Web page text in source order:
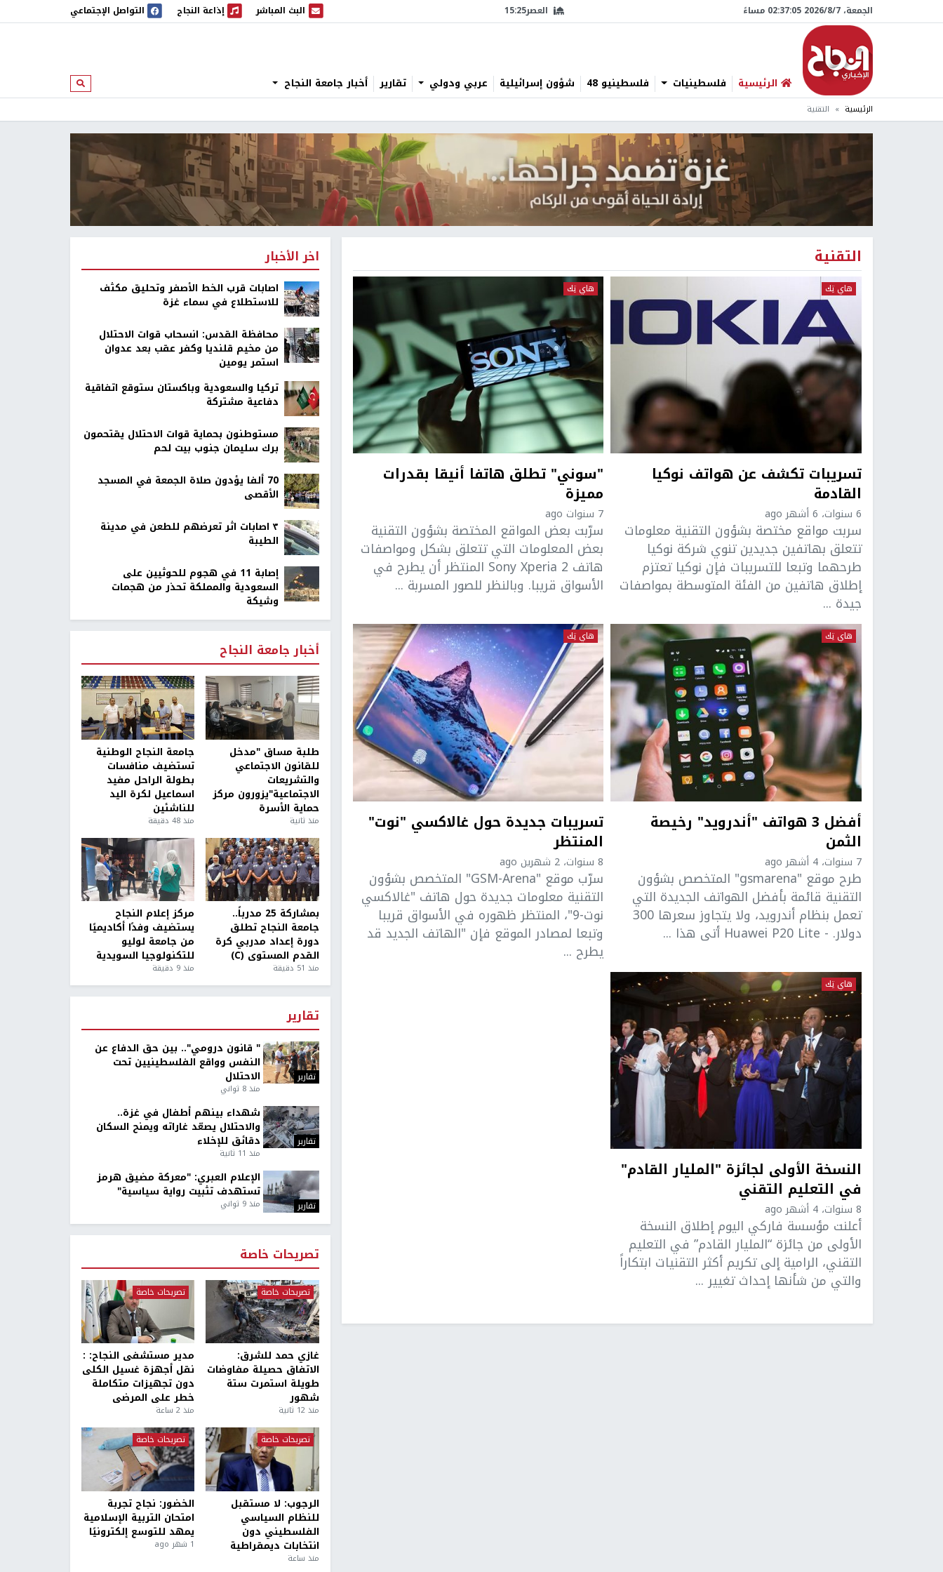
الجمعة، 7/‏8/‏2026 02:37:06 مساءً العصر15:25 البث المباشر
البث المباشر إذاعة النجاح
إذاعة النجاح التواصل الإجتماعي
الرئيسية فلسطينيات فلسطينيو 48 شؤون إسرائيلية عربي ودولي تقارير أخبار جامعة النجاح ابحث
الرئيسية التقنية
التقنية
هاي تِك
تسريبات تكشف عن هواتف نوكيا
القادمة
6 سنوات، 6 أشهر ago
سربت مواقع مختصة بشؤون التقنية معلومات
تتعلق بهاتفين جديدين تنوي شركة نوكيا
طرحهما وتبعا للتسريبات فإن نوكيا تعتزم
إطلاق هاتفين من الفئة المتوسطة بمواصفات
جيدة ...
هاي تِك
"سوني" تطلق هاتفا أنيقا بقدرات
مميزة
7 سنوات ago
سرّبت بعض المواقع المختصة بشؤون التقنية
بعض المعلومات التي تتعلق بشكل ومواصفات
هاتف Sony Xperia 2 المنتظر أن يطرح في
الأسواق قريبا. وبالنظر للصور المسربة ...
هاي تِك
أفضل 3 هواتف "أندرويد" رخيصة
الثمن
7 سنوات، 4 أشهر ago
طرح موقع "gsmarena" المتخصص بشؤون
التقنية قائمة بأفضل الهواتف الجديدة التي
تعمل بنظام أندرويد، ولا يتجاوز سعرها 300
دولار. - Huawei P20 Lite أتى هذا ...
هاي تِك
تسريبات جديدة حول غالاكسي "نوت"
المنتظر
8 سنوات، 2 شهرين ago
سرّب موقع "GSM-Arena" المتخصص بشؤون
التقنية معلومات جديدة حول هاتف "غالاكسي
نوت-9"، المنتظر ظهوره في الأسواق قريبا
وتبعا لمصادر الموقع فإن "الهاتف الجديد قد
يطرح ...
هاي تِك
النسخة الأولى لجائزة "المليار القادم"
في التعليم التقني
8 سنوات، 4 أشهر ago
أعلنت مؤسسة فاركي اليوم إطلاق النسخة
الأولى من جائزة “المليار القادم” في التعليم
التقني، الرامية إلى تكريم أكثر التقنيات ابتكاراً
والتي من شأنها إحداث تغيير ...
اخر الأخبار
اصابات قرب الخط الأصفر وتحليق مكثف
للاستطلاع في سماء غزة
محافظة القدس: انسحاب قوات الاحتلال
من مخيم قلنديا وكفر عقب بعد عدوان
استمر يومين
تركيا والسعودية وباكستان ستوقع اتفاقية
دفاعية مشتركة
مستوطنون بحماية قوات الاحتلال يقتحمون
برك سليمان جنوب بيت لحم
70 ألفا يؤدون صلاة الجمعة في المسجد
الأقصى
٣ اصابات اثر تعرضهم للطعن في مدينة
الطيبة
إصابة 11 في هجوم للحوثيين على
السعودية والمملكة تحذر من هجمات
وشيكة
أخبار جامعة النجاح
طلبة مساق "مدخل
للقانون الاجتماعي
والتشريعات
الاجتماعية"يزورون مركز
حماية الأسرة
منذ ثانية
جامعة النجاح الوطنية
تستضيف منافسات
بطولة الراحل مفيد
اسماعيل لكرة اليد
للناشئين
منذ 48 دقيقة
بمشاركة 25 مدرباً..
جامعة النجاح تطلق
دورة إعداد مدربي كرة
القدم المستوى (C)
منذ 51 دقيقة
مركز إعلام النجاح
يستضيف وفدًا أكاديميًا
من جامعة لوليو
للتكنولوجيا السويدية
منذ 9 دقيقة
تقارير
تقارير
" قانون درومي".. بين حق الدفاع عن
النفس وواقع الفلسطينيين تحت
الاحتلال
منذ 8 ثواني
تقارير
شهداء بينهم أطفال في غزة..
والاحتلال يصعّد غاراته ويمنح السكان
دقائق للإخلاء
منذ 11 ثانية
تقارير
الإعلام العبري: "معركة مضيق هرمز
تستهدف تثبيت رواية سياسية"
منذ 9 ثواني
تصريحات خاصة
تصريحات خاصة
غازي حمد للشرق:
الاتفاق حصيلة مفاوضات
طويلة استمرت ستة
شهور
منذ 12 ثانية
تصريحات خاصة
مدير مستشفى النجاح: :
نقل أجهزة غسيل الكلى
دون تجهيزات متكاملة
خطر على المرضى
منذ 2 ساعة
تصريحات خاصة
الرجوب: لا مستقبل
للنظام السياسي
الفلسطيني دون
انتخابات ديمقراطية
منذ ساعة
تصريحات خاصة
الخضور: نجاح تجربة
امتحان التربية الإسلامية
يمهد للتوسع إلكترونيًا
1 شهر ago